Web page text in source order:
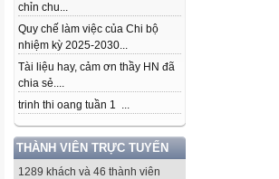
chỉn chu...
Quy chế làm việc của Chi bộ
nhiệm kỳ 2025-2030...
Tài liệu hay, cảm ơn thầy HN đã
chia sẻ....
trinh thi oang tuần 1 ...
THÀNH VIÊN TRỰC TUYẾN
1289 khách và 46 thành viên